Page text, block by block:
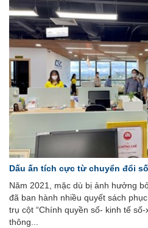
Dấu ấn tích cực từ chuyển đổi
Năm 2021, mặc dù bị ảnh hưởng
đã ban hành nhiều quyết sách
trụ cột “Chính quyền số- kinh tế
thông...